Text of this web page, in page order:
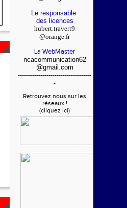
Le responsable
des licences
hubert.travert9
@orange.fr
La WebMaster
ncacommunication62
@gmail.com
------------------------------------
-
Retrouvez nous sur les
réseaux !
(cliquez ici)